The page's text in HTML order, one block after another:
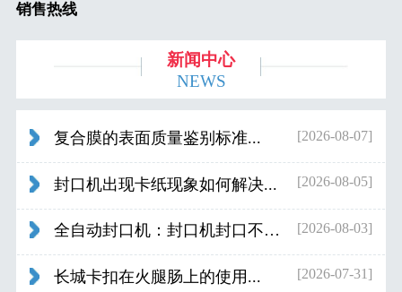
销售热线
新闻中心
NEWS
复合膜的表面质量鉴别标准... [2026-08-07]
封口机出现卡纸现象如何解决... [2026-08-05]
全自动封口机：封口机封口不好应检查什... [2026-08-03]
长城卡扣在火腿肠上的使用... [2026-07-31]